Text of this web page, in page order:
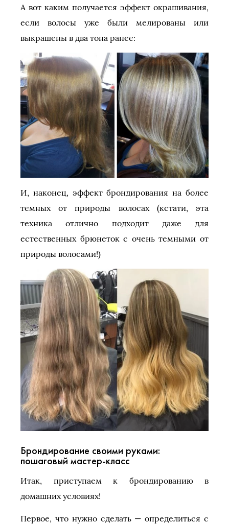
А вот каким получается эффект окрашивания,
если волосы уже были мелированы или
выкрашены в два тона ранее:
И, наконец, эффект брондирования на более
темных от природы волосах (кстати, эта
техника отлично подходит даже для
естественных брюнеток с очень темными от
природы волосами!)
Брондирование своими руками:
пошаговый мастер-класс
Итак, приступаем к брондированию в
домашних условиях!
Первое, что нужно сделать — определиться с